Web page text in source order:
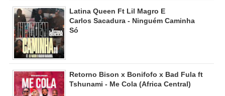
Latina Queen Ft Lil Magro E
Carlos Sacadura - Ninguém Caminha
Só
Retorno Bison x Bonifofo x Bad Fula ft
Tshunami - Me Cola (Africa Central)